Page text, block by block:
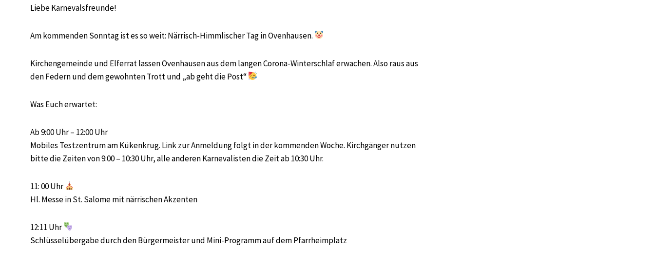
Liebe Karnevalsfreunde!
Am kommenden Sonntag ist es so weit: Närrisch-Himmlischer Tag in Ovenhausen.
Kirchengemeinde und Elferrat lassen Ovenhausen aus dem langen Corona-Winterschlaf erwachen. Also raus aus
den Federn und dem gewohnten Trott und „ab geht die Post“
Was Euch erwartet:
Ab 9:00 Uhr – 12:00 Uhr
Mobiles Testzentrum am Kükenkrug. Link zur Anmeldung folgt in der kommenden Woche. Kirchgänger nutzen
bitte die Zeiten von 9:00 – 10:30 Uhr, alle anderen Karnevalisten die Zeit ab 10:30 Uhr.
11: 00 Uhr
Hl. Messe in St. Salome mit närrischen Akzenten
12:11 Uhr
Schlüsselübergabe durch den Bürgermeister und Mini-Programm auf dem Pfarrheimplatz